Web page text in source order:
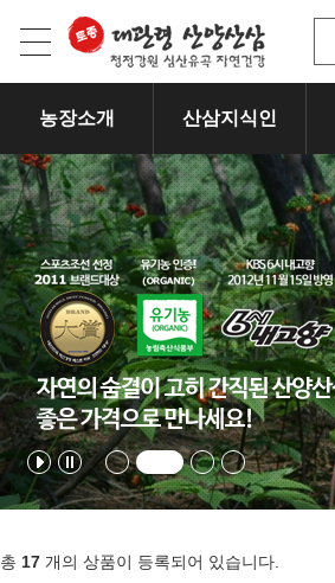
농장소개 산삼지식인
총 17 개의 상품이 등록되어 있습니다.